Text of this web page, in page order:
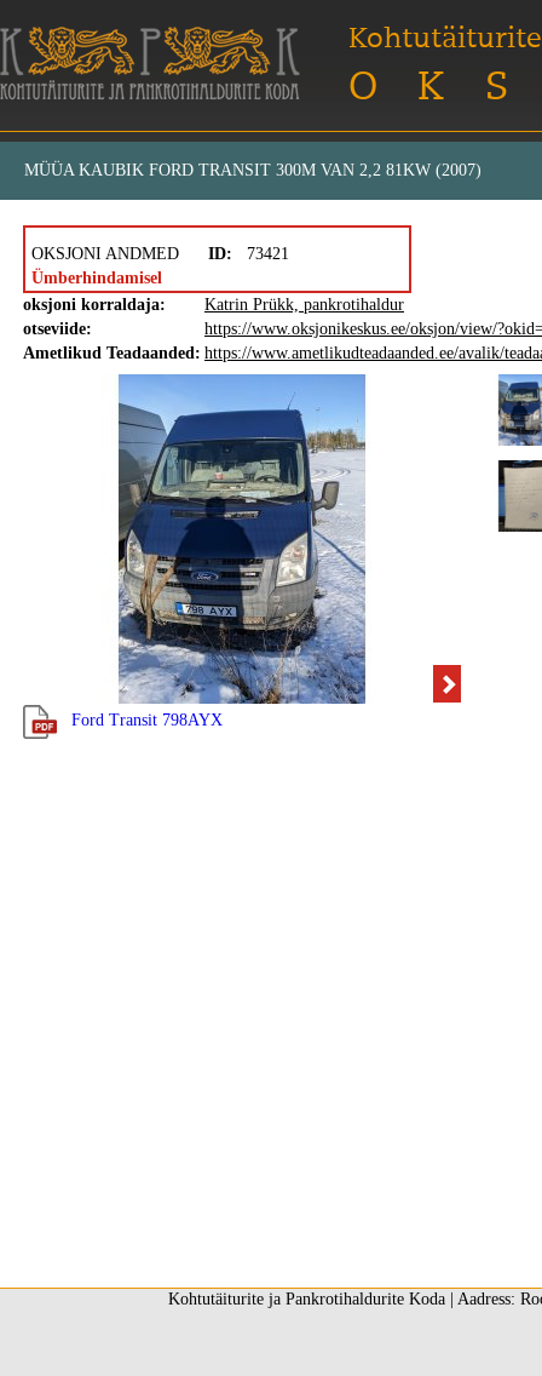
MÜÜA KAUBIK FORD TRANSIT 300M VAN 2,2 81KW (2007)
OKSJONI ANDMED ID:
73421
Ümberhindamisel
oksjoni korraldaja:
Katrin Prükk, pankrotihaldur
otseviide:
https://www.oksjonikeskus.ee/oksjon/view/
Ametlikud Teadaanded: https://www.ametlikudteadaanded.ee/avalik/
Ford Transit 798AYX
Kohtutäiturite ja Pankrotihaldurite Koda | Aadress: